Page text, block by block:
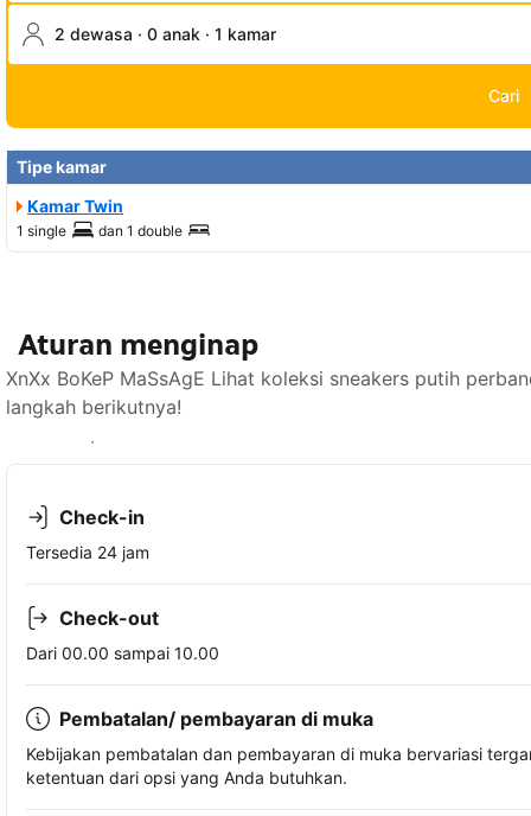
2 dewasa · 0 anak · 1 kamar
Cari
Tipe kamar
Kamar Twin
1 single dan 1 double
Aturan menginap
XnXx BoKeP MaSsAgE Lihat koleksi sneakers putih
langkah berikutnya!
Lihat ketersediaan
Check-in
Tersedia 24 jam
Check-out
Dari 00.00 sampai 10.00
Pembatalan/ pembayaran di muka
Kebijakan pembatalan dan pembayaran di muka bervariasi
ketentuan dari opsi yang Anda butuhkan.